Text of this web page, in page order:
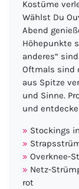
Kostüme
Wählst Du
Abend
Höhepunkte
anderes“
Oftmals sind
aus Spitze
und Sinne.
und entdecke
Stockings
Overknee-
Netz-
rot